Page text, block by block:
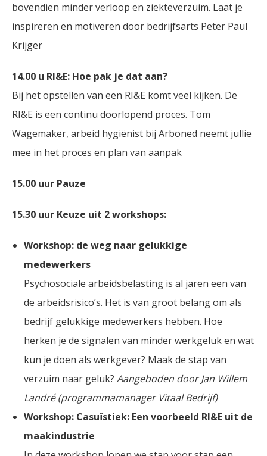
bovendien minder verloop en ziekteverzuim. Laat je
inspireren en motiveren door bedrijfsarts Peter Paul
Krijger
14.00 u RI&E: Hoe pak je dat aan?
Bij het opstellen van een RI&E komt veel kijken. De
RI&E is een continu doorlopend proces. Tom
Wagemaker, arbeid hygiënist bij Arboned neemt jullie
mee in het proces en plan van aanpak
15.00 uur Pauze
15.30 uur Keuze uit 2 workshops:
Workshop: de weg naar gelukkige
medewerkers
Psychosociale arbeidsbelasting is al jaren een van
de arbeidsrisico’s. Het is van groot belang om als
bedrijf gelukkige medewerkers hebben. Hoe
herken je de signalen van minder werkgeluk en wat
kun je doen als werkgever? Maak de stap van
verzuim naar geluk? Aangeboden door Jan Willem
Landré (programmamanager Vitaal Bedrijf)
Workshop: Casuïstiek: Een voorbeeld RI&E uit de
maakindustrie